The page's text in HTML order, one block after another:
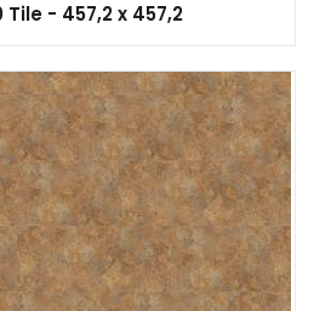
Tile - 457,2 x 457,2